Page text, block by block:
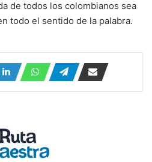
de todos los colombianos sea
todo el sentido de la palabra.